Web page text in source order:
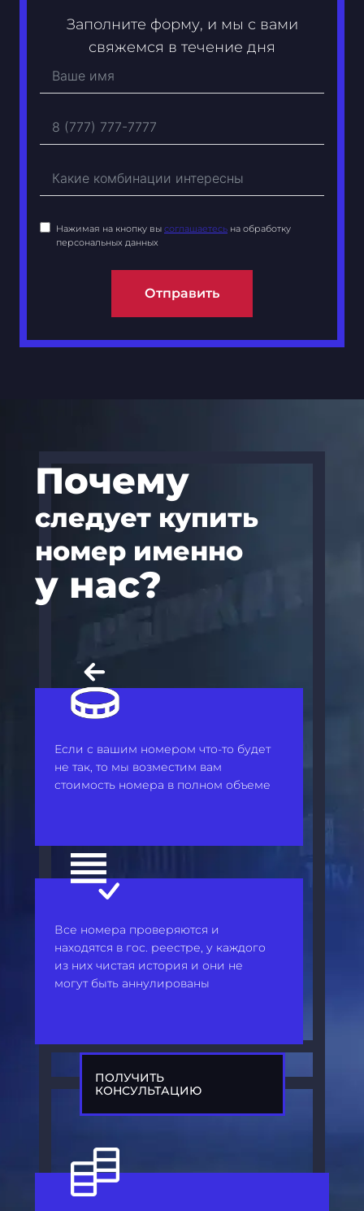
Заполните форму, и мы с вами
свяжемся в течение дня
Нажимая на кнопку вы соглашаетесь на обработку
персональных данных
Отправить
Почему
следует купить
номер именно
у нас?
Если с вашим номером что-то будет
не так, то мы возместим вам
стоимость номера в полном объеме
Все номера проверяются и
находятся в гос. реестре, у каждого
из них чистая история и они не
могут быть аннулированы
ПОЛУЧИТЬ
КОНСУЛЬТАЦИЮ